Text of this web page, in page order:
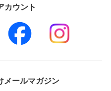
カウント
メールマガジン